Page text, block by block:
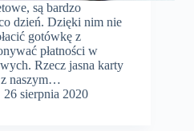
są bardzo
dzień. Dzięki nim nie
gotówkę z
płatności w
Rzecz jasna karty
z naszym…
26 sierpnia 2020